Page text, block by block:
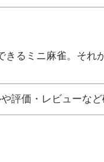
るミニ麻雀。それ
評価・レビューなど